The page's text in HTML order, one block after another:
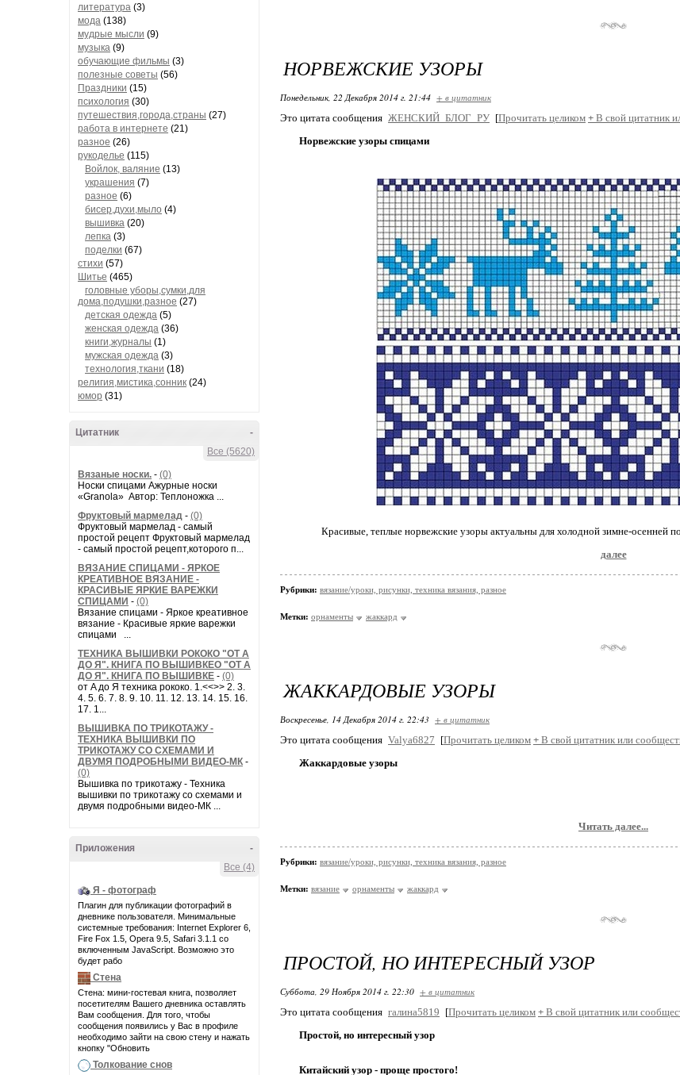
литература (3)
мода (138)
мудрые мысли (9)
музыка (9)
обучающие фильмы (3)
полезные советы (56)
Праздники (15)
психология (30)
путешествия,города,страны (27)
работа в интернете (21)
разное (26)
рукоделье (115)
Войлок, валяние (13)
украшения (7)
разное (6)
бисер,духи,мыло (4)
вышивка (20)
лепка (3)
поделки (67)
стихи (57)
Шитье (465)
головные уборы,сумки,для
дома,подушки,разное (27)
детская одежда (5)
женская одежда (36)
книги,журналы (1)
мужская одежда (3)
технология,ткани (18)
религия,мистика,сонник (24)
юмор (31)
-
Цитатник
Все (5620)
Вязаные носки. - (0)
Носки спицами Ажурные носки
«Granola» Автор: Теплоножка ...
Фруктовый мармелад - (0)
Фруктовый мармелад - самый
простой рецепт Фруктовый мармелад
- самый простой рецепт,которого п...
ВЯЗАНИЕ СПИЦАМИ - ЯРКОЕ
КРЕАТИВНОЕ ВЯЗАНИЕ -
КРАСИВЫЕ ЯРКИЕ ВАРЕЖКИ
СПИЦАМИ - (0)
Вязание спицами - Яркое креативное
вязание - Красивые яркие варежки
спицами ...
ТЕХНИКА ВЫШИВКИ РОКОКО "ОТ А
ДО Я". КНИГА ПО ВЫШИВКЕО "ОТ А
ДО Я". КНИГА ПО ВЫШИВКЕ - (0)
от A до Я техника рококо. 1.<<>> 2. 3.
4. 5. 6. 7. 8. 9. 10. 11. 12. 13. 14. 15. 16.
17. 1...
ВЫШИВКА ПО ТРИКОТАЖУ -
ТЕХНИКА ВЫШИВКИ ПО
ТРИКОТАЖУ СО СХЕМАМИ И
ДВУМЯ ПОДРОБНЫМИ ВИДЕО-МК -
(0)
Вышивка по трикотажу - Техника
вышивки по трикотажу со схемами и
двумя подробными видео-МК ...
-
Приложения
Все (4)
Я - фотограф
Плагин для публикации фотографий в
дневнике пользователя. Минимальные
системные требования: Internet Explorer 6,
Fire Fox 1.5, Opera 9.5, Safari 3.1.1 со
включенным JavaScript. Возможно это
будет рабо
Стена
Стена: мини-гостевая книга, позволяет
посетителям Вашего дневника оставлять
Вам сообщения. Для того, чтобы
сообщения появились у Вас в профиле
необходимо зайти на свою стену и нажать
кнопку "Обновить
Толкование снов
НОРВЕЖСКИЕ УЗОРЫ
Понедельник, 22 Декабря 2014 г. 21:44 + в цитатник
Это цитата сообщения ЖЕНСКИЙ_БЛОГ_РУ [Прочитать целиком + В свой цитатник
Норвежские узоры спицами
Красивые, теплые норвежские узоры актуальны для холодной зимне-осенней
далее
Рубрики: вязание/уроки, рисунки, техника вязания, разное
Метки: орнаменты жаккард
ЖАККАРДОВЫЕ УЗОРЫ
Воскресенье, 14 Декабря 2014 г. 22:43 + в цитатник
Это цитата сообщения Valya6827 [Прочитать целиком + В свой цитатник или
Жаккардовые узоры
Читать далее...
Рубрики: вязание/уроки, рисунки, техника вязания, разное
Метки: вязание орнаменты жаккард
ПРОСТОЙ, НО ИНТЕРЕСНЫЙ УЗОР
Суббота, 29 Ноября 2014 г. 22:30 + в цитатник
Это цитата сообщения галина5819 [Прочитать целиком + В свой цитатник или
Простой, но интересный узор
Китайский узор - проще простого!